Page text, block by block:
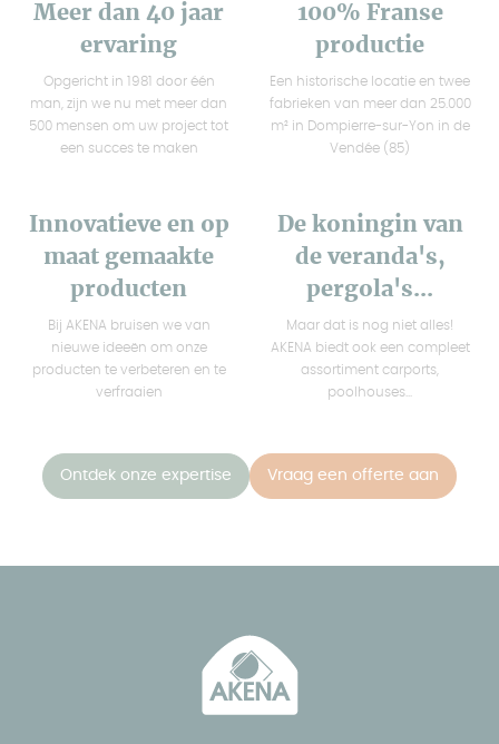
Meer dan 40 jaar
ervaring
Opgericht in 1981 door één
man, zijn we nu met meer dan
500 mensen om uw project tot
een succes te maken
100% Franse
productie
Een historische locatie en twee
fabrieken van meer dan 25.000
m² in Dompierre-sur-Yon in de
Vendée (85)
Innovatieve en op
maat gemaakte
producten
Bij AKENA bruisen we van
nieuwe ideeën om onze
producten te verbeteren en te
verfraaien
De koningin van
de veranda's,
pergola's...
Maar dat is nog niet alles!
AKENA biedt ook een compleet
assortiment carports,
poolhouses...
Ontdek onze expertise Vraag een offerte aan